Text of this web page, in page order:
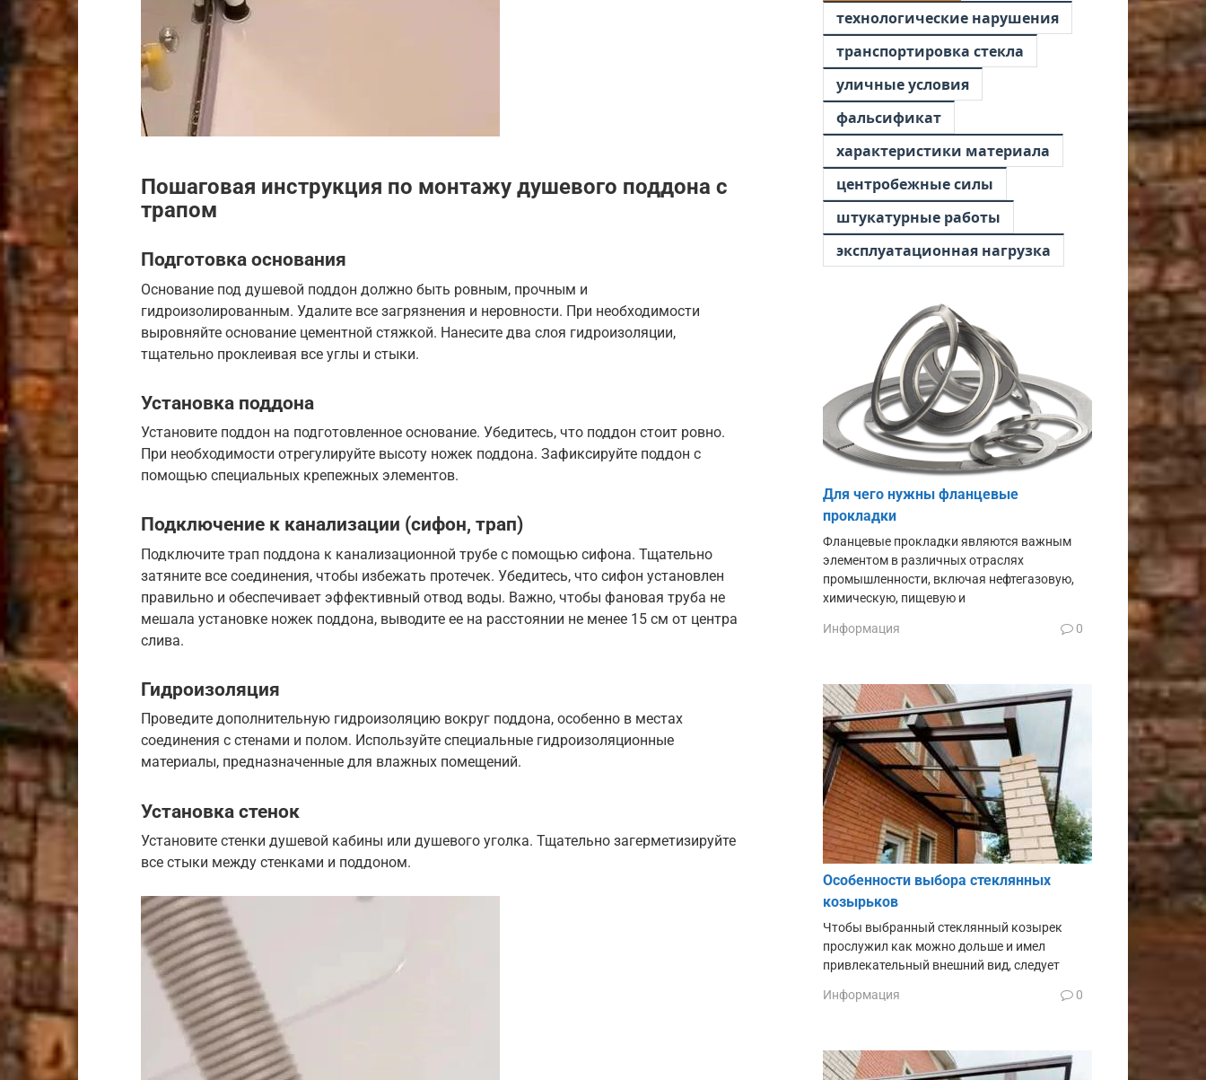
Пошаговая инструкция по монтажу душевого поддона с
трапом
Подготовка основания
Основание под душевой поддон должно быть ровным, прочным и
гидроизолированным. Удалите все загрязнения и неровности. При необходимости
выровняйте основание цементной стяжкой. Нанесите два слоя гидроизоляции,
тщательно проклеивая все углы и стыки.
Установка поддона
Установите поддон на подготовленное основание. Убедитесь, что поддон стоит ровно.
При необходимости отрегулируйте высоту ножек поддона. Зафиксируйте поддон с
помощью специальных крепежных элементов.
Подключение к канализации (сифон, трап)
Подключите трап поддона к канализационной трубе с помощью сифона. Тщательно
затяните все соединения, чтобы избежать протечек. Убедитесь, что сифон установлен
правильно и обеспечивает эффективный отвод воды. Важно, чтобы фановая труба не
мешала установке ножек поддона, выводите ее на расстоянии не менее 15 см от центра
слива.
Гидроизоляция
Проведите дополнительную гидроизоляцию вокруг поддона, особенно в местах
соединения с стенами и полом. Используйте специальные гидроизоляционные
материалы, предназначенные для влажных помещений.
Установка стенок
Установите стенки душевой кабины или душевого уголка. Тщательно загерметизируйте
все стыки между стенками и поддоном.
технологические нарушения
транспортировка стекла
уличные условия
фальсификат
характеристики материала
центробежные силы
штукатурные работы
эксплуатационная нагрузка
Для чего нужны фланцевые
прокладки
Фланцевые прокладки являются важным
элементом в различных отраслях
промышленности, включая нефтегазовую,
химическую, пищевую и
Информация 0
Особенности выбора стеклянных
козырьков
Чтобы выбранный стеклянный козырек
прослужил как можно дольше и имел
привлекательный внешний вид, следует
Информация 0